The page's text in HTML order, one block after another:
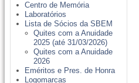
Centro de Memória
Laboratórios
Lista de Sócios da SBEM
Quites com a Anuidade
2025 (até 31/03/2026)
Quites com a Anuidade
2026
Eméritos e Pres. de Honra
Logomarcas